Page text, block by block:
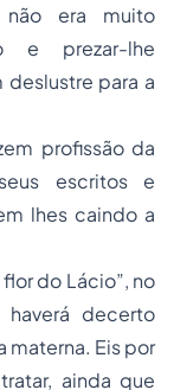
era muito
e prezar-lhe
deslustre para a
profissão da
escritos e
lhes caindo a
do Lácio”, no
decerto
materna. Eis por
ainda que